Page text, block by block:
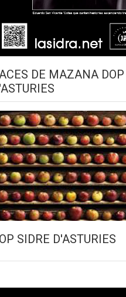
DE MAZANA
SIDRE D'ASTURIES